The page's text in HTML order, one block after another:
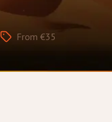
From €35